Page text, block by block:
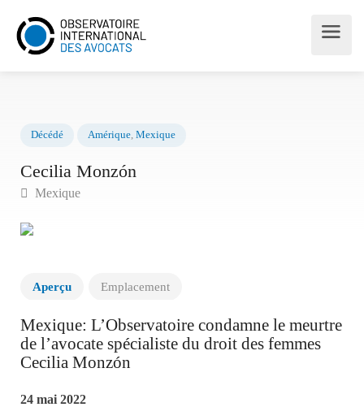
Cecilia Monzón
Aperçu Emplacement
Mexique: L’Observatoire condamne le meurtre
de l’avocate spécialiste du droit des femmes
Cecilia Monzón
24 mai 2022